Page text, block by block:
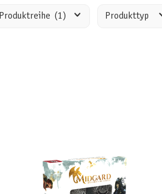
Produktreihe (1) Produkttyp